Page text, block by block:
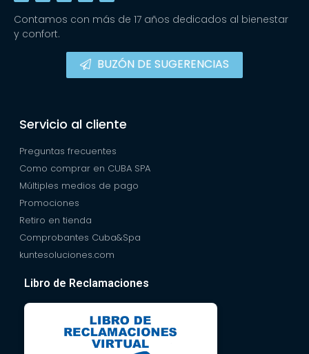
Contamos con más de 17 años dedicados al bienestar
y confort.
BUZÓN DE SUGERENCIAS
Servicio al cliente
Preguntas frecuentes
Como comprar en CUBA SPA
Múltiples medios de pago
Promociones
Retiro en tienda
Comprobantes Cuba&Spa
kuntesoluciones.com
Libro de Reclamaciones